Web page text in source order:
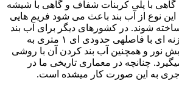
گاهی با پلی کربنات شفاف و گاهی با شیشه
نوع از آب بند باعث می شود فریم هایی
شوند. در کشورهای دیگر برای آب بند
کردن این سقف ها، روزنه ای با فاصلهی حدودی ای ۱ متری به
نور و همچنین آب بند کردن آن با روشی
چنانچه در معماری تاریخی ما در
به این صورت کار میشده است.